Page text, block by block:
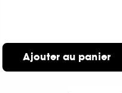
Ajouter au panier